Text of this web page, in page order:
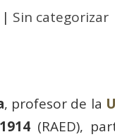
| Sin categorizar
, profesor de la
(RAED),